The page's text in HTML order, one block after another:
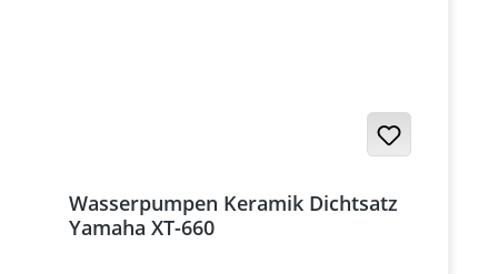
Wasserpumpen Keramik Dichtsatz
Yamaha XT-660